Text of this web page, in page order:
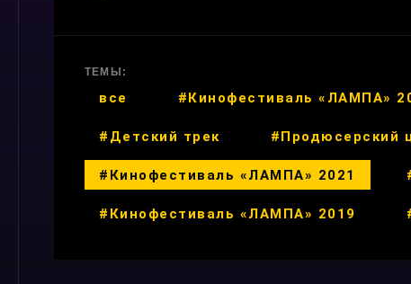
ТЕМЫ:
все #Кинофестиваль «ЛАМПА»
#Детский трек #Продюсерский
#Кинофестиваль «ЛАМПА» 2021
#Кинофестиваль «ЛАМПА» 2019